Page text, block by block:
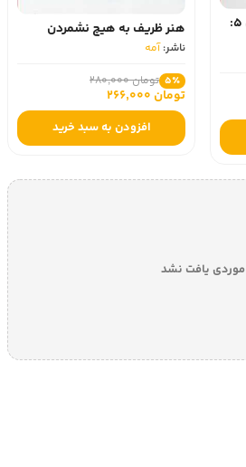
مجموعه پشت پرده مخملین 5: هنر ظریف به هیچ نشمردن
ناشر: آمه
5٪ تومان 280,000
تومان 266,000
افزودن به سبد خرید
موردی یافت نشد